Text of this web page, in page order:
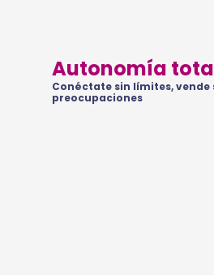
Autonomía
Conéctate sin límites, vende
preocupaciones